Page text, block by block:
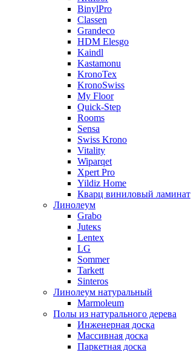
BinylPro
Classen
Grandeco
HDM Elesgo
Kaindl
Kastamonu
KronoTex
KronoSwiss
My Floor
Quick-Step
Rooms
Sensa
Swiss Krono
Vitality
Wiparqet
Xpert Pro
Yildiz Home
Кварц виниловый ламинат
Линолеум
Grabo
Juteкs
Lentex
LG
Sommer
Tarkett
Sinteros
Линолеум натуральный
Marmoleum
Полы из натурального дерева
Инженерная доска
Массивная доска
Паркетная доска